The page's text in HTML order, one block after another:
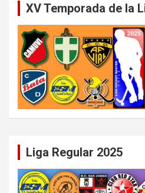
XV Temporada de la
Liga Regular 2025